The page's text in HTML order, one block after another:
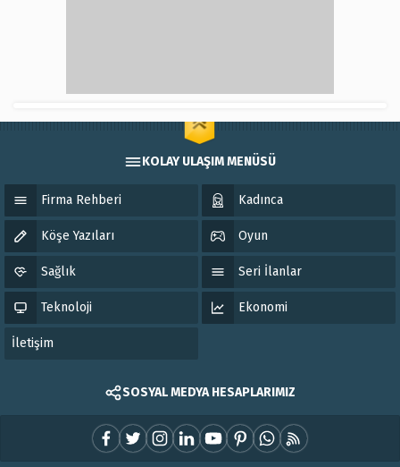
KOLAY ULAŞIM MENÜSÜ
Firma Rehberi Kadınca
Köşe Yazıları Oyun
Sağlık Seri İlanlar
Teknoloji Ekonomi
İletişim
SOSYAL MEDYA HESAPLARIMIZ